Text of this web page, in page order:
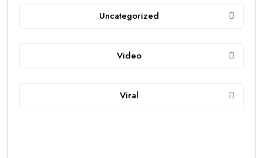
Uncategorized
Video
Viral